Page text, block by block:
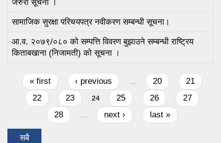
जरुरी सूचना ।
सामाजिक सुरक्षा परिचयपत्र नवीकरण सम्बन्धी सूचना।
आ.व. २०७९/०८० को सम्पत्ति विवरण बुझाउने सम्बन्धी राष्ट्रिय
किताबखाना (निजामती) को सूचना ।
Pages
« first ‹ previous 20
21
22
23 24 25 26
27
28
next › last »
सबै